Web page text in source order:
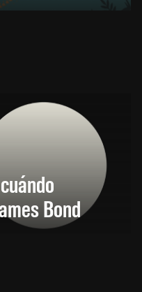
Bond